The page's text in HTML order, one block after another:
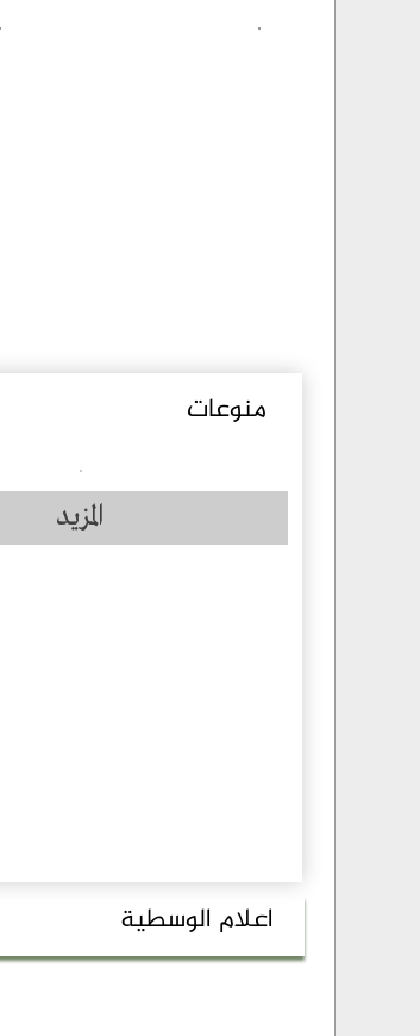
منوعات
المزيد
اعلام الوسطية